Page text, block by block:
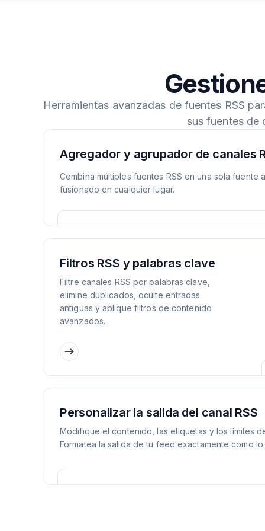
Herramientas avanzadas de fuentes RSS
sus fuentes de
Agregador y agrupador de canales
Combina múltiples fuentes RSS en una sola fuente
fusionado en cualquier lugar.
Filtros RSS y palabras clave
Filtre canales RSS por palabras clave,
elimine duplicados, oculte entradas
antiguas y aplique filtros de contenido
avanzados.
Personalizar la salida del canal RSS
Modifique el contenido, las etiquetas y los límites
Formatea la salida de tu feed exactamente como